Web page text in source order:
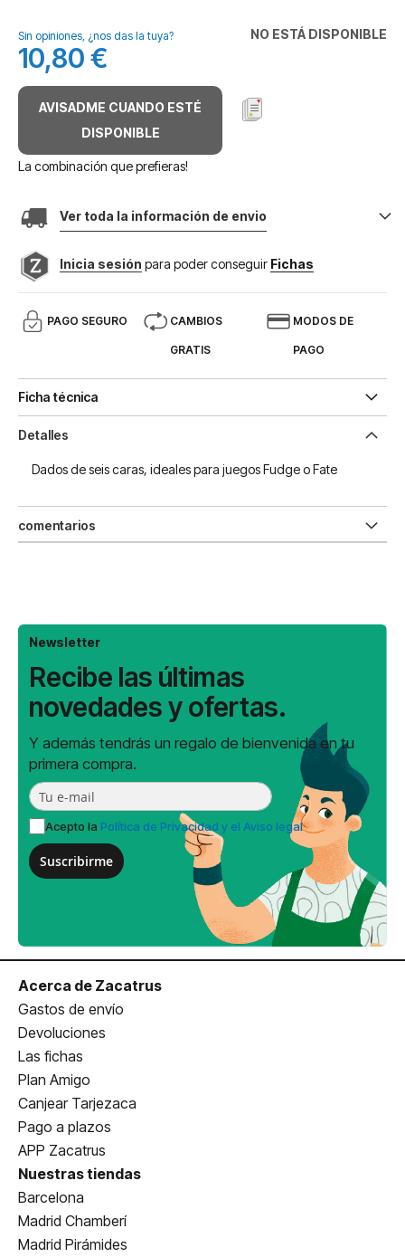
galería
de
imágenes
NO ESTÁ DISPONIBLE
Sin opiniones, ¿nos das la tuya?
10,80 €
AVISADME CUANDO ESTÉ
DISPONIBLE
La combinación que prefieras!
Ver toda la información de envio
Inicia sesión para poder conseguir Fichas
PAGO SEGURO CAMBIOS
GRATIS
MODOS DE
PAGO
Ficha técnica
Detalles
Dados de seis caras, ideales para juegos Fudge o Fate
comentarios
Newsletter
Recibe las últimas
novedades y ofertas.
Y además tendrás un regalo de bienvenida en tu
primera compra.
Acepto la Política de Privacidad y el Aviso legal
Suscribirme
Acerca de Zacatrus
Gastos de envío
Devoluciones
Las fichas
Plan Amigo
Canjear Tarjezaca
Pago a plazos
APP Zacatrus
Nuestras tiendas
Barcelona
Madrid Chamberí
Madrid Pirámides